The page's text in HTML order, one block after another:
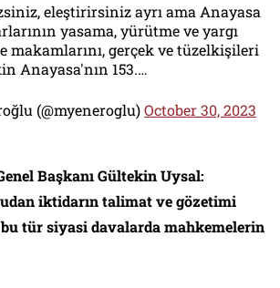
eleştirirsiniz ayrı ama Anayasa
yasama, yürütme ve yargı
makamlarını, gerçek ve tüzelkişileri
Anayasa'nın 153.…
(@myeneroglu)October 30, 2023
Başkanı Gültekin Uysal:
iktidarın talimat ve gözetimi
tür siyasi davalarda mahkemelerin